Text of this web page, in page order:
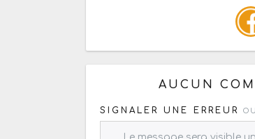
Copiez les infos
AUCUN
SIGNALER UNE ERREUR ou